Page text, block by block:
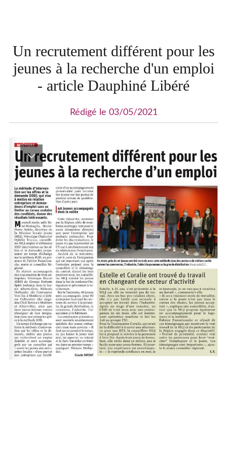
Un recrutement différent pour les
jeunes à la recherche d'un emploi
- article Dauphiné Libéré
Rédigé le 03/05/2021